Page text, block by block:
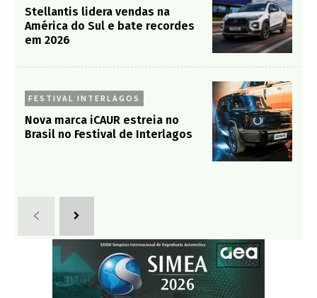
Stellantis lidera vendas na
América do Sul e bate recordes
em 2026
FESTIVAL INTERLAGOS
Nova marca iCAUR estreia no
Brasil no Festival de Interlagos